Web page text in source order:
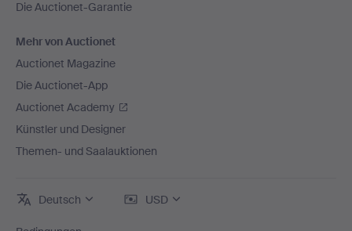
Die Auctionet-Garantie
Mehr von Auctionet
Auctionet Magazine
Die Auctionet-App
Auctionet Academy
Künstler und Designer
Themen- und Saalauktionen
Deutsch USD